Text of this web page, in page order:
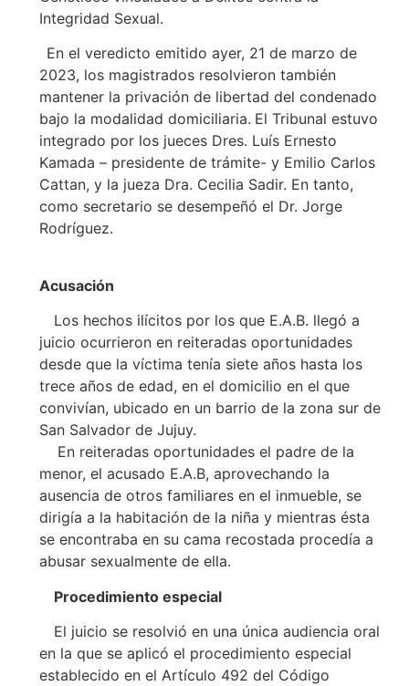
Integridad Sexual.
En el veredicto emitido ayer, 21 de marzo de
2023, los magistrados resolvieron también
mantener la privación de libertad del condenado
bajo la modalidad domiciliaria. El Tribunal estuvo
integrado por los jueces Dres. Luís Ernesto
Kamada – presidente de trámite- y Emilio Carlos
Cattan, y la jueza Dra. Cecilia Sadir. En tanto,
como secretario se desempeñó el Dr. Jorge
Rodríguez.
Los hechos ilícitos por los que E.A.B. llegó a
juicio ocurrieron en reiteradas oportunidades
desde que la víctima tenía siete años hasta los
trece años de edad, en el domicilio en el que
convivían, ubicado en un barrio de la zona sur de
San Salvador de Jujuy.
En reiteradas oportunidades el padre de la
menor, el acusado E.A.B, aprovechando la
ausencia de otros familiares en el inmueble, se
dirigía a la habitación de la niña y mientras ésta
se encontraba en su cama recostada procedía a
abusar sexualmente de ella.
Procedimiento especial
El juicio se resolvió en una única audiencia oral
en la que se aplicó el procedimiento especial
establecido en el Artículo 492 del Código